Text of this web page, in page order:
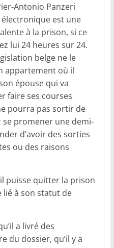
Antonio Panzeri
est une
à la prison, si ce
lui 24 heures sur 24.
belge ne le
appartement où il
épouse qui va
faire ses courses
pourra pas sortir de
promener une demi-
d’avoir des sorties
ou des raisons
puisse quitter la prison
lié à son statut de
a livré des
du dossier, qu’il y a